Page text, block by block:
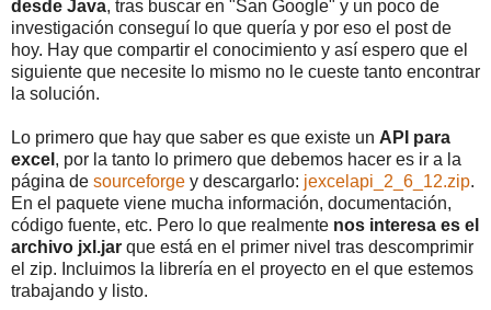
desde Java, tras buscar en "San Google" y un poco de
investigación conseguí lo que quería y por eso el post de
hoy. Hay que compartir el conocimiento y así espero que el
siguiente que necesite lo mismo no le cueste tanto encontrar
la solución.
Lo primero que hay que saber es que existe un API para
excel , por la tanto lo primero que debemos hacer es ir a la
página de sourceforge y descargarlo: jexcelapi_2_6_12.zip.
En el paquete viene mucha información, documentación,
código fuente, etc. Pero lo que realmente nos interesa es el
archivo jxl.jar que está en el primer nivel tras descomprimir
el zip. Incluimos la librería en el proyecto en el que estemos
trabajando y listo.